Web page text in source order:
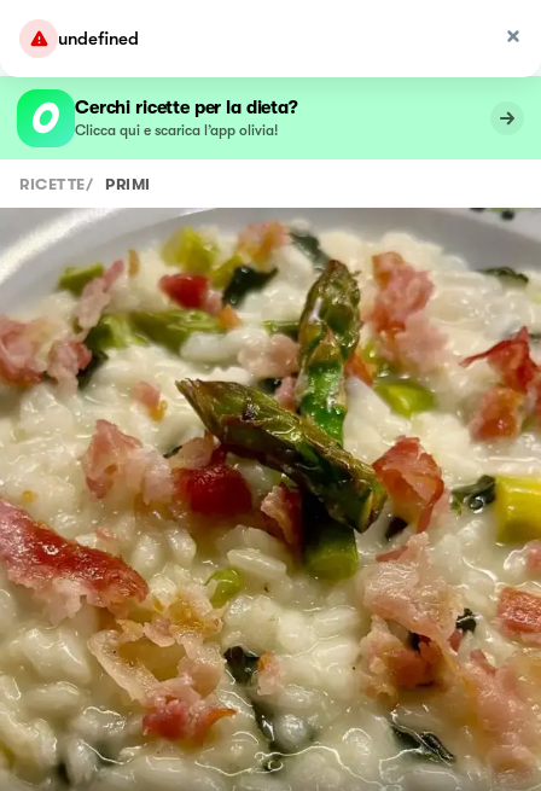
undefined
Cerchi ricette per la dieta?
Clicca qui e scarica l’app olivia!
RICETTE/ PRIMI